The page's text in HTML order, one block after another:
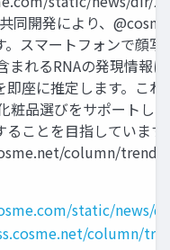
同開発により、
。スマートフォンで顔写
まれるRNAの発現情報
即座に推定します。これ
粧品選びをサポートし
ることを目指しています
column/trend/
static/news/
column/